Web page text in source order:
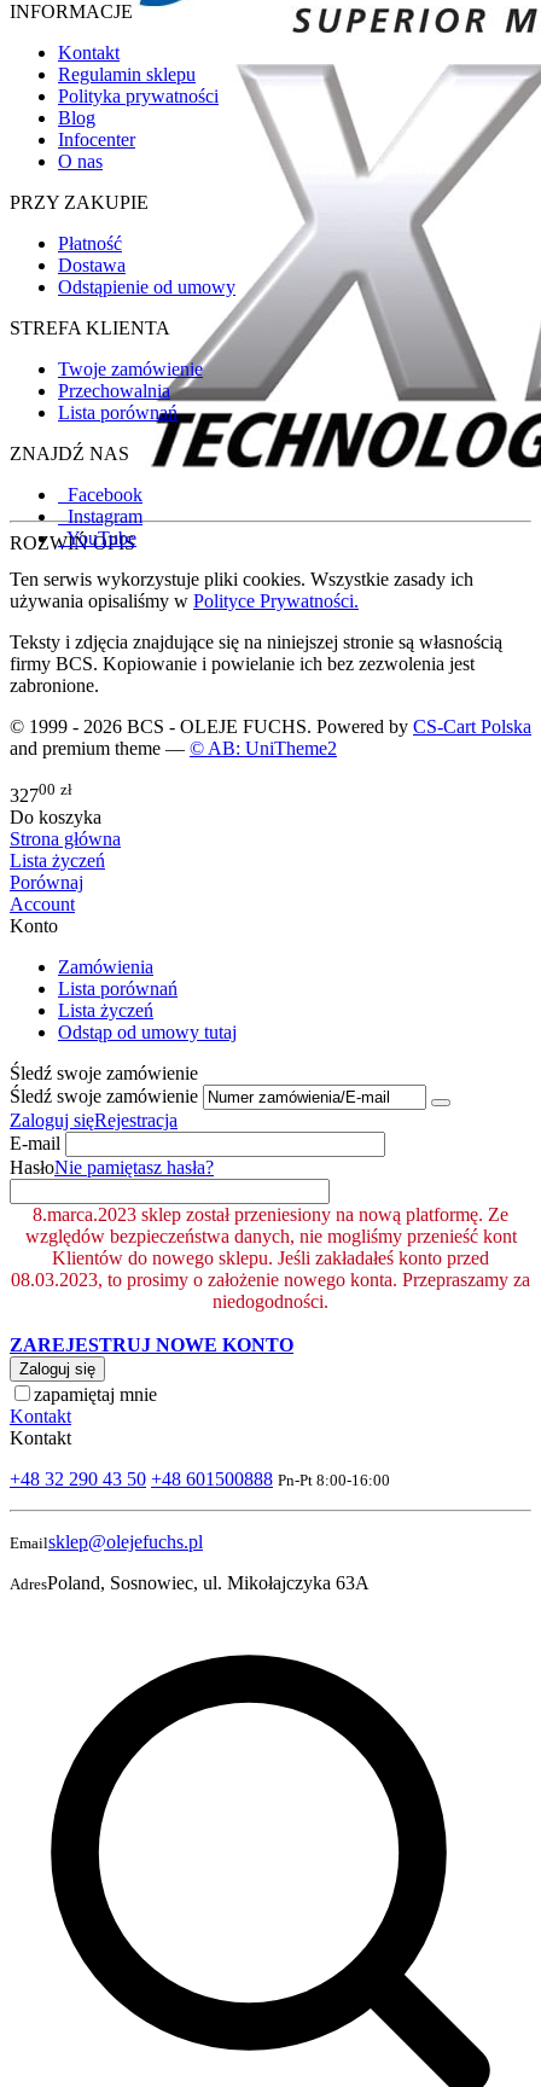
ROZWIŃ OPIS
INFORMACJE
Kontakt
Regulamin sklepu
Polityka prywatności
Blog
Infocenter
O nas
PRZY ZAKUPIE
Płatność
Dostawa
Odstąpienie od umowy
STREFA KLIENTA
Twoje zamówienie
Przechowalnia
Lista porównań
ZNAJDŹ NAS
Facebook
Instagram
YouTube
Ten serwis wykorzystuje pliki cookies. Wszystkie zasady ich
używania opisaliśmy w Polityce Prywatności.
Teksty i zdjęcia znajdujące się na niniejszej stronie są własnością
firmy BCS. Kopiowanie i powielanie ich bez zezwolenia jest
zabronione.
© 1999 - 2026 BCS - OLEJE FUCHS. Powered by CS-Cart Polska
and premium theme — © AB: UniTheme2
32700 zł
Do koszyka
Strona główna
Lista życzeń
Porównaj
Account
Konto
Zamówienia
Lista porównań
Lista życzeń
Odstąp od umowy tutaj
Śledź swoje zamówienie
Śledź swoje zamówienie
Zaloguj sięRejestracja
E-mail
HasłoNie pamiętasz hasła?
8.marca.2023 sklep został przeniesiony na nową platformę. Ze
względów bezpieczeństwa danych, nie mogliśmy przenieść kont
Klientów do nowego sklepu. Jeśli zakładałeś konto przed
08.03.2023, to prosimy o założenie nowego konta. Przepraszamy za
niedogodności.
ZAREJESTRUJ NOWE KONTO
Zaloguj się
zapamiętaj mnie
Kontakt
Kontakt
+48 32 290 43 50 +48 601500888 Pn-Pt 8:00-16:00
Emailsklep@olejefuchs.pl
AdresPoland, Sosnowiec, ul. Mikołajczyka 63A